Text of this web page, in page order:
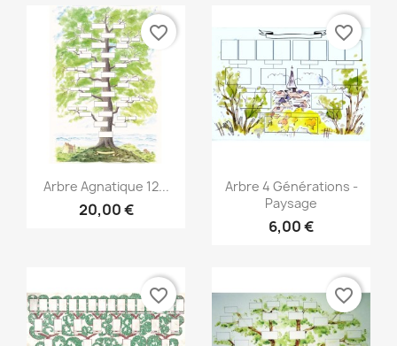
Aperçu rapide
Arbre Agnatique 12...
20,00 €
favorite_border
Aperçu rapide
Arbre 4 Générations -
Paysage
6,00 €
favorite_border
favorite_border favorite_border